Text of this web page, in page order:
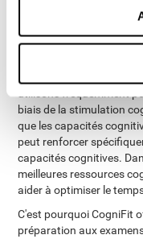
plasticité cérébrale,
à la stimulation, aux
renforcement des
biais de la stimulation
que les capacités
peut renforcer
capacités cognitives.
meilleures ressources
aider à optimiser le
C'est pourquoi CogniFit
préparation aux